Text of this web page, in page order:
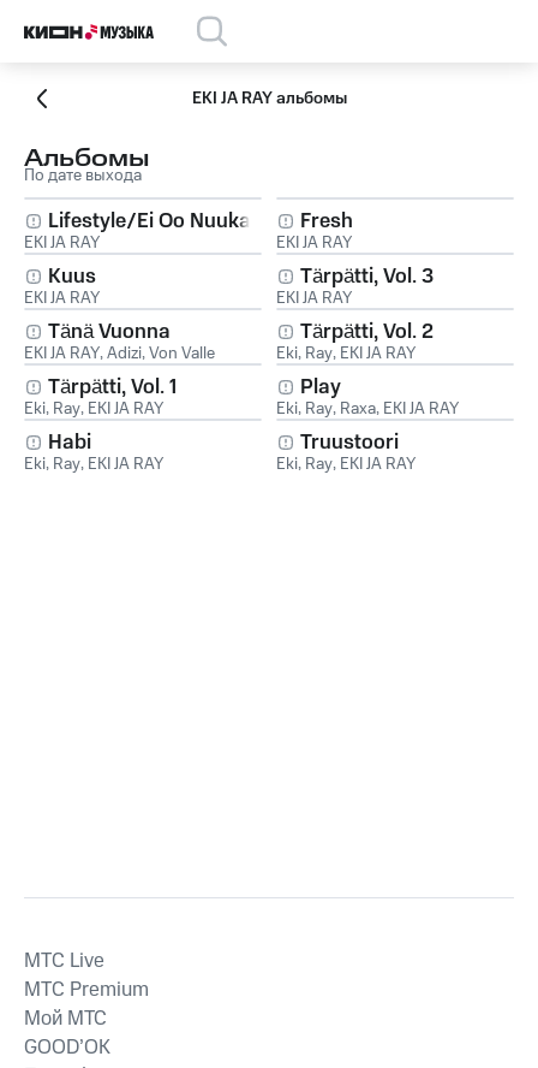
EKI JA RAY альбомы
Альбомы
По дате выхода
Lifestyle/Ei Oo Nuukaa
EKI JA RAY
Fresh
EKI JA RAY
Kuus
EKI JA RAY
Tärpätti, Vol. 3
EKI JA RAY
Tänä Vuonna
EKI JA RAY,Adizi,Von Valle
Tärpätti, Vol. 2
Eki, Ray, EKI JA RAY
Tärpätti, Vol. 1
Eki, Ray, EKI JA RAY
Play
Eki, Ray, Raxa, EKI JA RAY
Habi
Eki, Ray, EKI JA RAY
Truustoori
Eki, Ray, EKI JA RAY
MTС Live
MTС Premium
Мой МТС
GOOD’OK